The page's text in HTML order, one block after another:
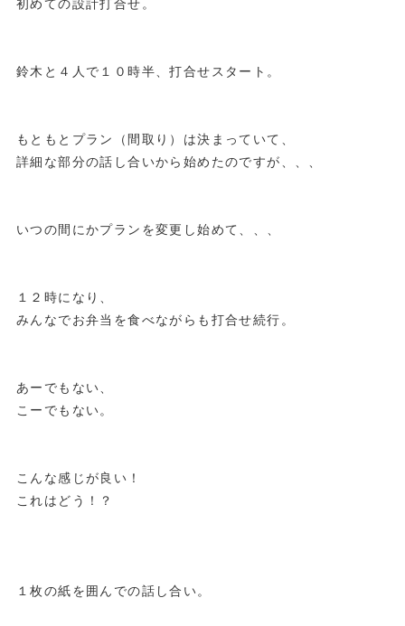
鈴木と４人で１０時半、打合せスタート。
もともとプラン（間取り）は決まっていて、
詳細な部分の話し合いから始めたのですが、、、
いつの間にかプランを変更し始めて、、、
１２時になり、
みんなでお弁当を食べながらも打合せ続行。
あーでもない、
こーでもない。
こんな感じが良い！
これはどう！？
１枚の紙を囲んでの話し合い。